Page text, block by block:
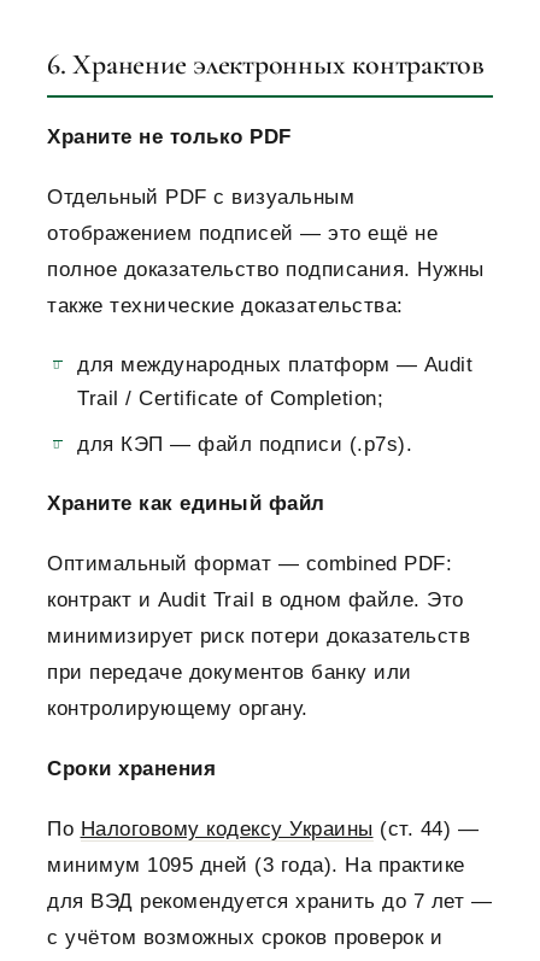
6. Хранение электронных контрактов
Храните не только PDF
Отдельный PDF с визуальным
отображением подписей — это ещё не
полное доказательство подписания. Нужны
также технические доказательства:
для международных платформ — Audit
Trail / Certificate of Completion;
для КЭП — файл подписи (.p7s).
Храните как единый файл
Оптимальный формат — combined PDF:
контракт и Audit Trail в одном файле. Это
минимизирует риск потери доказательств
при передаче документов банку или
контролирующему органу.
Сроки хранения
По Налоговому кодексу Украины (ст. 44) —
минимум 1095 дней (3 года). На практике
для ВЭД рекомендуется хранить до 7 лет —
с учётом возможных сроков проверок и